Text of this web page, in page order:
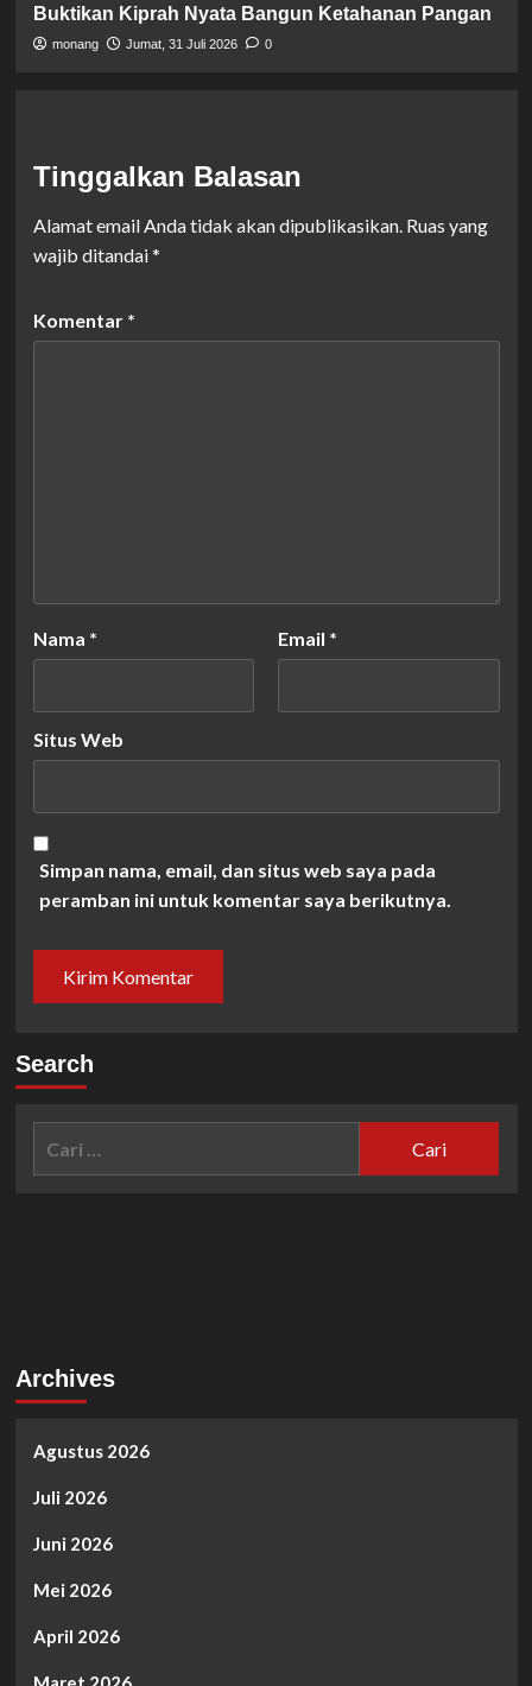
Buktikan Kiprah Nyata Bangun Ketahanan Pangan
monang Jumat, 31 Juli 2026 0
Tinggalkan Balasan
Alamat email Anda tidak akan dipublikasikan. Ruas yang
wajib ditandai*
Komentar *
Nama * Email *
Situs Web
Simpan nama, email, dan situs web saya pada
peramban ini untuk komentar saya berikutnya.
Search
Archives
Agustus 2026
Juli 2026
Juni 2026
Mei 2026
April 2026